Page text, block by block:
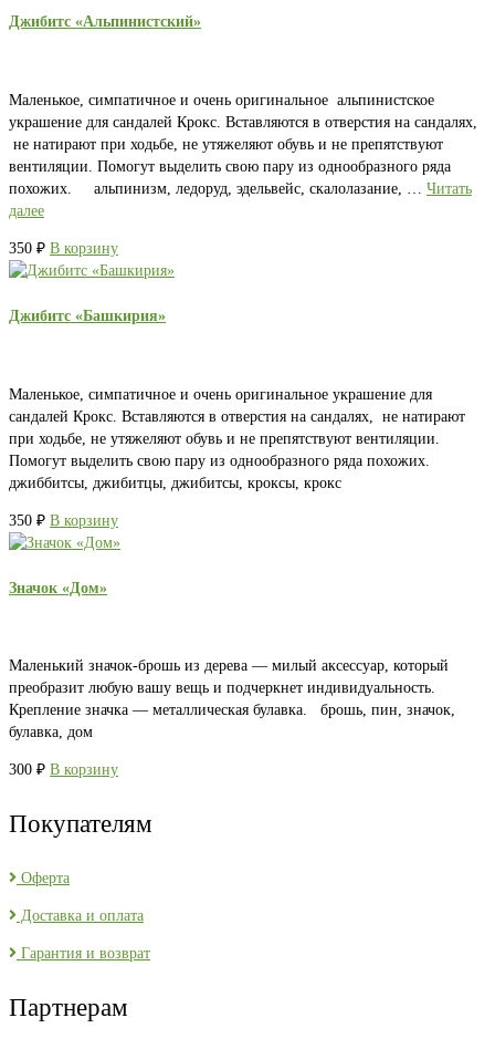
Джибитс «Альпинистский»
Маленькое, симпатичное и очень оригинальное альпинистское
украшение для сандалей Крокс. Вставляются в отверстия на сандалях,
не натирают при ходьбе, не утяжеляют обувь и не препятствуют
вентиляции. Помогут выделить свою пару из однообразного ряда
похожих. альпинизм, ледоруд, эдельвейс, скалолазание, … Читать
далее
350 ₽ В корзину
Джибитс «Башкирия»
Маленькое, симпатичное и очень оригинальное украшение для
сандалей Крокс. Вставляются в отверстия на сандалях, не натирают
при ходьбе, не утяжеляют обувь и не препятствуют вентиляции.
Помогут выделить свою пару из однообразного ряда похожих.
джиббитсы, джибитцы, джибитсы, кроксы, крокс
350 ₽ В корзину
Значок «Дом»
Маленький значок-брошь из дерева — милый аксессуар, который
преобразит любую вашу вещь и подчеркнет индивидуальность.
Крепление значка — металлическая булавка. брошь, пин, значок,
булавка, дом
300 ₽ В корзину
Покупателям
Оферта
Доставка и оплата
Гарантия и возврат
Партнерам